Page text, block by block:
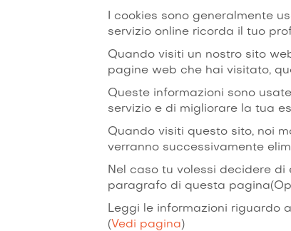
I cookies sono generalmente
servizio online ricorda il tuo
Quando visiti un nostro sito
pagine web che hai visitato,
Queste informazioni sono
servizio e di migliorare la tua
Quando visiti questo sito, noi
verranno successivamente
Nel caso tu volessi decidere
paragrafo di questa
Leggi le informazioni riguardo
(Vedi pagina)